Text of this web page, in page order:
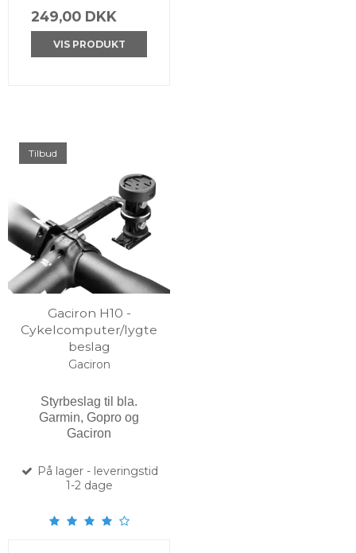
249,00 DKK
VIS PRODUKT
Tilbud
Gaciron H10 -
Cykelcomputer/lygte
beslag
Gaciron
Styrbeslag til bla.
Garmin, Gopro og
Gaciron
På lager - leveringstid
1-2 dage